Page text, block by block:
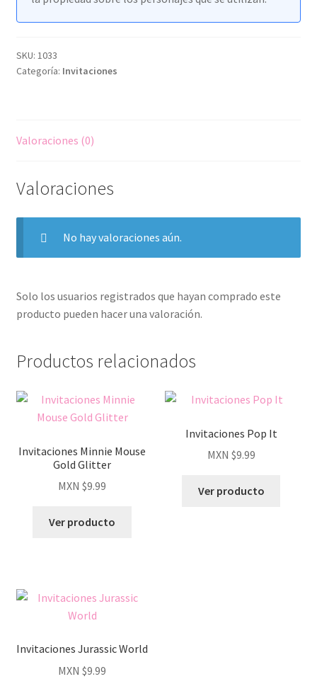
SKU: 1033
Categoría: Invitaciones
Valoraciones (0)
Valoraciones
No hay valoraciones aún.
Solo los usuarios registrados que hayan comprado este
producto pueden hacer una valoración.
Productos relacionados
Invitaciones Minnie Mouse
Gold Glitter
MXN $9.99
Ver producto
Invitaciones Pop It
MXN $9.99
Ver producto
Invitaciones Jurassic World
MXN $9.99